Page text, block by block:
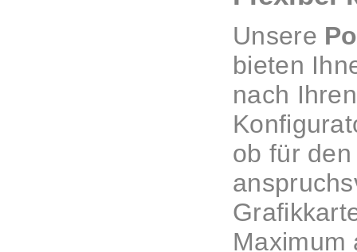
Unsere
bieten
nach
ob für
Maximum